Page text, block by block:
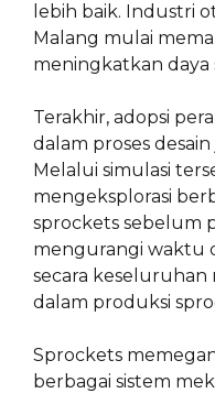
lebih baik. Industri
Malang mulai
meningkatkan
Terakhir, adopsi
dalam proses
Melalui simulasi
mengeksplorasi
sprockets sebelum
mengurangi waktu
secara
dalam produksi
Sprockets
berbagai sistem